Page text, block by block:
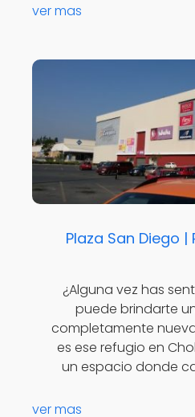
ver mas
Plaza San Diego |
¿Alguna vez has
puede brindarte
completamente
es ese refugio en
un espacio donde
ver mas